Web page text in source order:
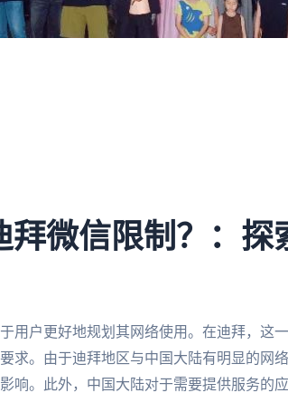
拜微信限制？：探
用户更好地规划其网络使用。在迪拜，这
求。由于迪拜地区与中国大陆有明显的网
响。此外，中国大陆对于需要提供服务的